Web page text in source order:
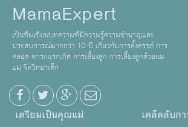
MamaExpert
เป็นทีมเขียนบทความที่มีความรู้ความชำนาญและ
ประสบการณ์มากกว่า 10 ปี เกี่ยวกับการตั้งครรภ์ การ
คลอด ทารกแรกเกิด การเลี้ยงลูก การเลี้ยงลูกด้วยนม
แม่ จิตวิทยาเด็ก
เตรียมเป็นคุณแม่ เคล็ดลับก